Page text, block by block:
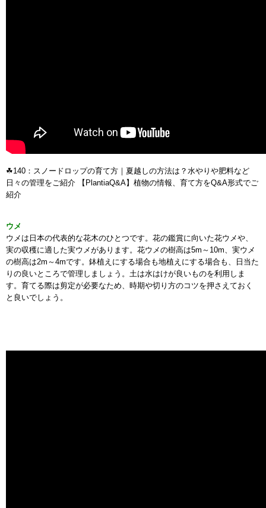
☘140：スノードロップの育て方｜夏越しの方法は？水やりや肥料など
日々の管理をご紹介 【PlantiaQ&A】植物の情報、育て方をQ&A形式でご
紹介
ウメ
ウメは日本の代表的な花木のひとつです。花の鑑賞に向いた花ウメや、
実の収穫に適した実ウメがあります。花ウメの樹高は5m～10m、実ウメ
の樹高は2m～4mです。鉢植えにする場合も地植えにする場合も、日当た
りの良いところで管理しましょう。土は水はけが良いものを利用しま
す。育てる際は剪定が必要なため、時期や切り方のコツを押さえておく
と良いでしょう。